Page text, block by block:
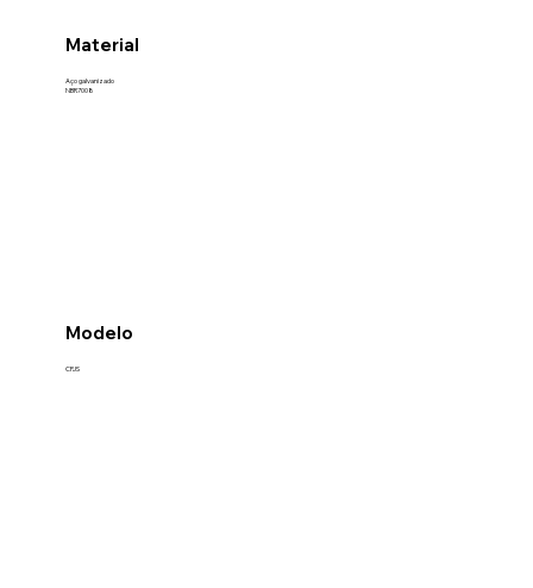
Material
Aço galvanizado
NBR7008
Modelo
CPJS